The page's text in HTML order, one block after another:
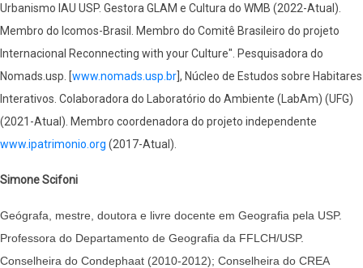
Urbanismo IAU USP. Gestora GLAM e Cultura do WMB (2022-Atual).
Membro do Icomos-Brasil. Membro do Comitê Brasileiro do projeto
Internacional Reconnecting with your Culture". Pesquisadora do
Nomads.usp. [www.nomads.usp.br ], Núcleo de Estudos sobre Habitares
Interativos. Colaboradora do Laboratório do Ambiente (LabAm) (UFG)
(2021-Atual). Membro coordenadora do projeto independente
www.ipatrimonio.org (2017-Atual).
Simone Scifoni
Geógrafa, mestre, doutora e livre docente em Geografia pela USP.
Professora do Departamento de Geografia da FFLCH/USP.
Conselheira do Condephaat (2010-2012); Conselheira do CREA